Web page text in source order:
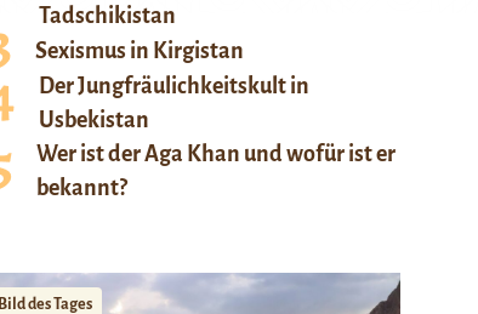
Tadschikistan
Sexismus in Kirgistan
Der Jungfräulichkeitskult in
Usbekistan
Wer ist der Aga Khan und wofür ist er
bekannt?
Bild des Tages